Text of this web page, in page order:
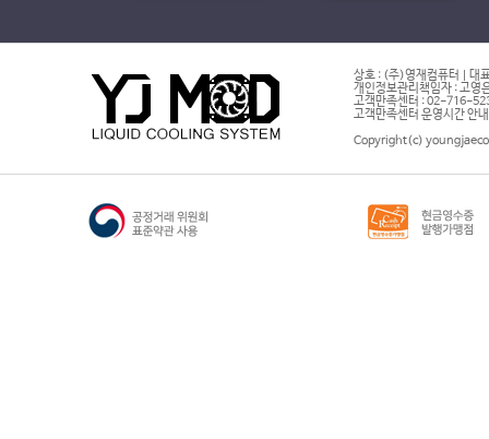
상호 : (주)영재컴퓨터 | 대
개인정보관리책임자 : 고영
고객만족센터 : 02-716-
고객만족센터 운영시간 안
Copyright(c)